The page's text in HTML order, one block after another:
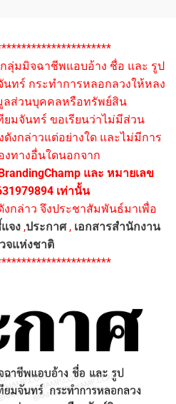
ลุ่มมิจฉาชีพแอบอ้าง ชื่อ และ รูป
ทร์ กระทำการหลอกลวงให้หลง
ลส่วนบุคคลหรือทรัพย์สิน
ยมจันทร์ ขอเรียนว่าไม่มีส่วน
ดังกล่าวแต่อย่างใด และไม่มีการ
ทางอื่นใดนอกจาก
และ หมายเลข
เท่านั้น
กล่าว จึงประชาสัมพันธ์มาเพื่อ
จง ,ประกาศ, เอกสารสำนักงาน
จแห่งชาติ